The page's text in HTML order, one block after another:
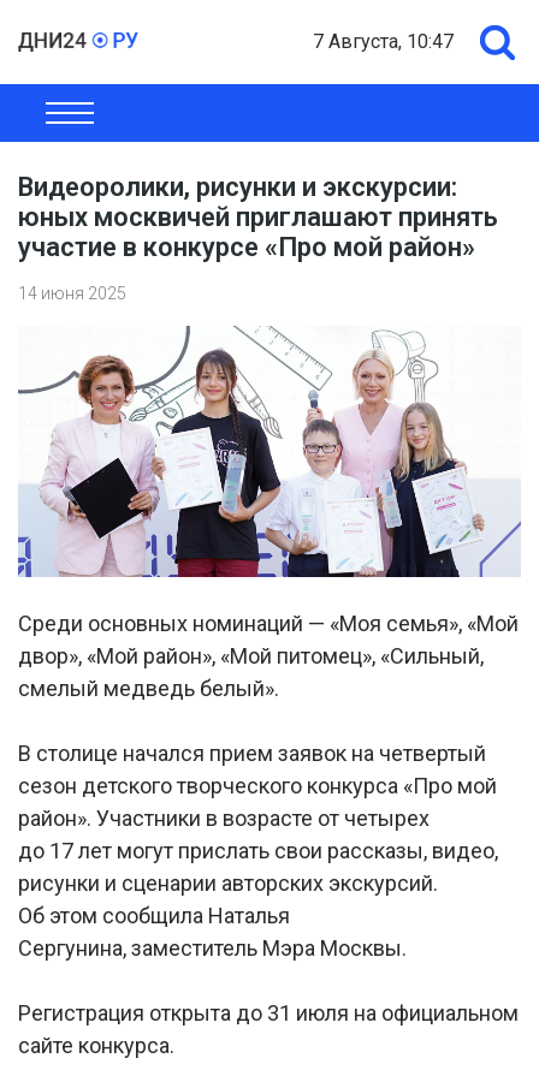
7 Августа, 10:47
ОБЩЕСТВО
Видеоролики, рисунки и экскурсии:
юных москвичей приглашают принять
участие в конкурсе «Про мой район»
14 июня 2025
Среди основных номинаций — «Моя семья», «Мой
двор», «Мой район», «Мой питомец», «Сильный,
смелый медведь белый».
В столице начался прием заявок на четвертый
сезон детского творческого конкурса «Про мой
район». Участники в возрасте от четырех
до 17 лет могут прислать свои рассказы, видео,
рисунки и сценарии авторских экскурсий.
Об этом сообщила Наталья
Сергунина, заместитель Мэра Москвы.
Регистрация открыта до 31 июля на официальном
сайте конкурса.